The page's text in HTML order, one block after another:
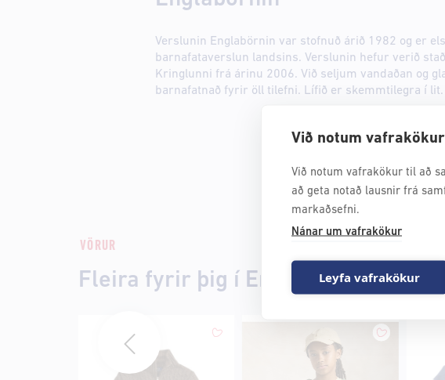
Við notum
Við notum vafrakökur til að
að geta notað lausnir frá
markaðsefni.
Nánar um vafrakökur
Leyfa vafrakökur
Verslunin Englabörnin var stofnuð árið 1982 og er
barnafataverslun landsins. Verslunin hefur verið
Kringlunni frá árinu 2006. Við seljum vandaðan og
barnafatnað fyrir öll tilefni. Lífið er skemmtilegra í lit.
VÖRUR
Fleira fyrir þig í Englabörnin